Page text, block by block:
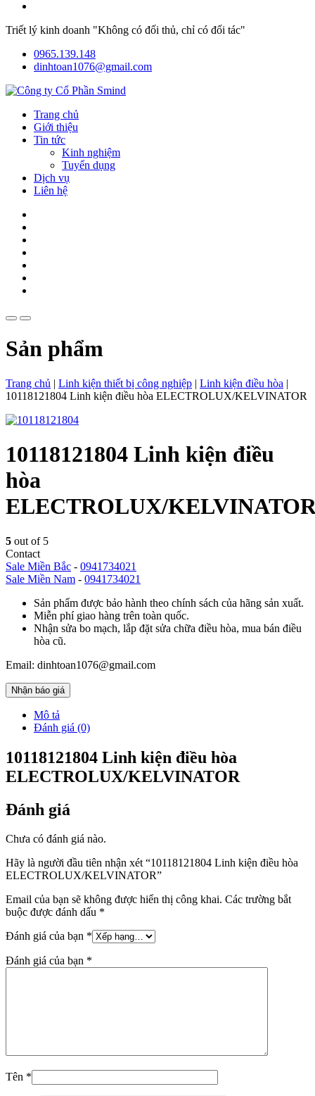
Triết lý kinh doanh "Không có đối thủ, chỉ có đối tác"
0965.139.148
dinhtoan1076@gmail.com
Trang chủ
Giới thiệu
Tin tức
Kinh nghiệm
Tuyển dụng
Dịch vụ
Liên hệ
Sản phẩm
Trang chủ | Linh kiện thiết bị công nghiệp | Linh kiện điều hòa |
10118121804 Linh kiện điều hòa ELECTROLUX/KELVINATOR
10118121804 Linh kiện điều
hòa
ELECTROLUX/
5 out of 5
Contact
Sale Miền Bắc - 0941734021
Sale Miền Nam - 0941734021
Sản phẩm được bảo hành theo chính sách của hãng sản xuất.
Miễn phí giao hàng trên toàn quốc.
Nhận sửa bo mạch, lắp đặt sửa chữa điều hòa, mua bán điều
hòa cũ.
Email: dinhtoan1076@gmail.com
Nhận báo giá
Mô tả
Đánh giá (0)
10118121804 Linh kiện điều hòa
ELECTROLUX/KELVINATOR
Đánh giá
Chưa có đánh giá nào.
Hãy là người đầu tiên nhận xét “10118121804 Linh kiện điều hòa
ELECTROLUX/KELVINATOR”
Email của bạn sẽ không được hiển thị công khai. Các trường bắt
buộc được đánh dấu *
Đánh giá của bạn *
Đánh giá của bạn *
Tên *